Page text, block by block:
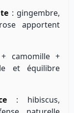
: gingembre,
apportent
camomille +
et équilibre
: hibiscus,